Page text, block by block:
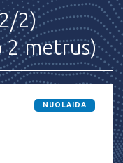
2)
2 metrus)
NUOLAIDA